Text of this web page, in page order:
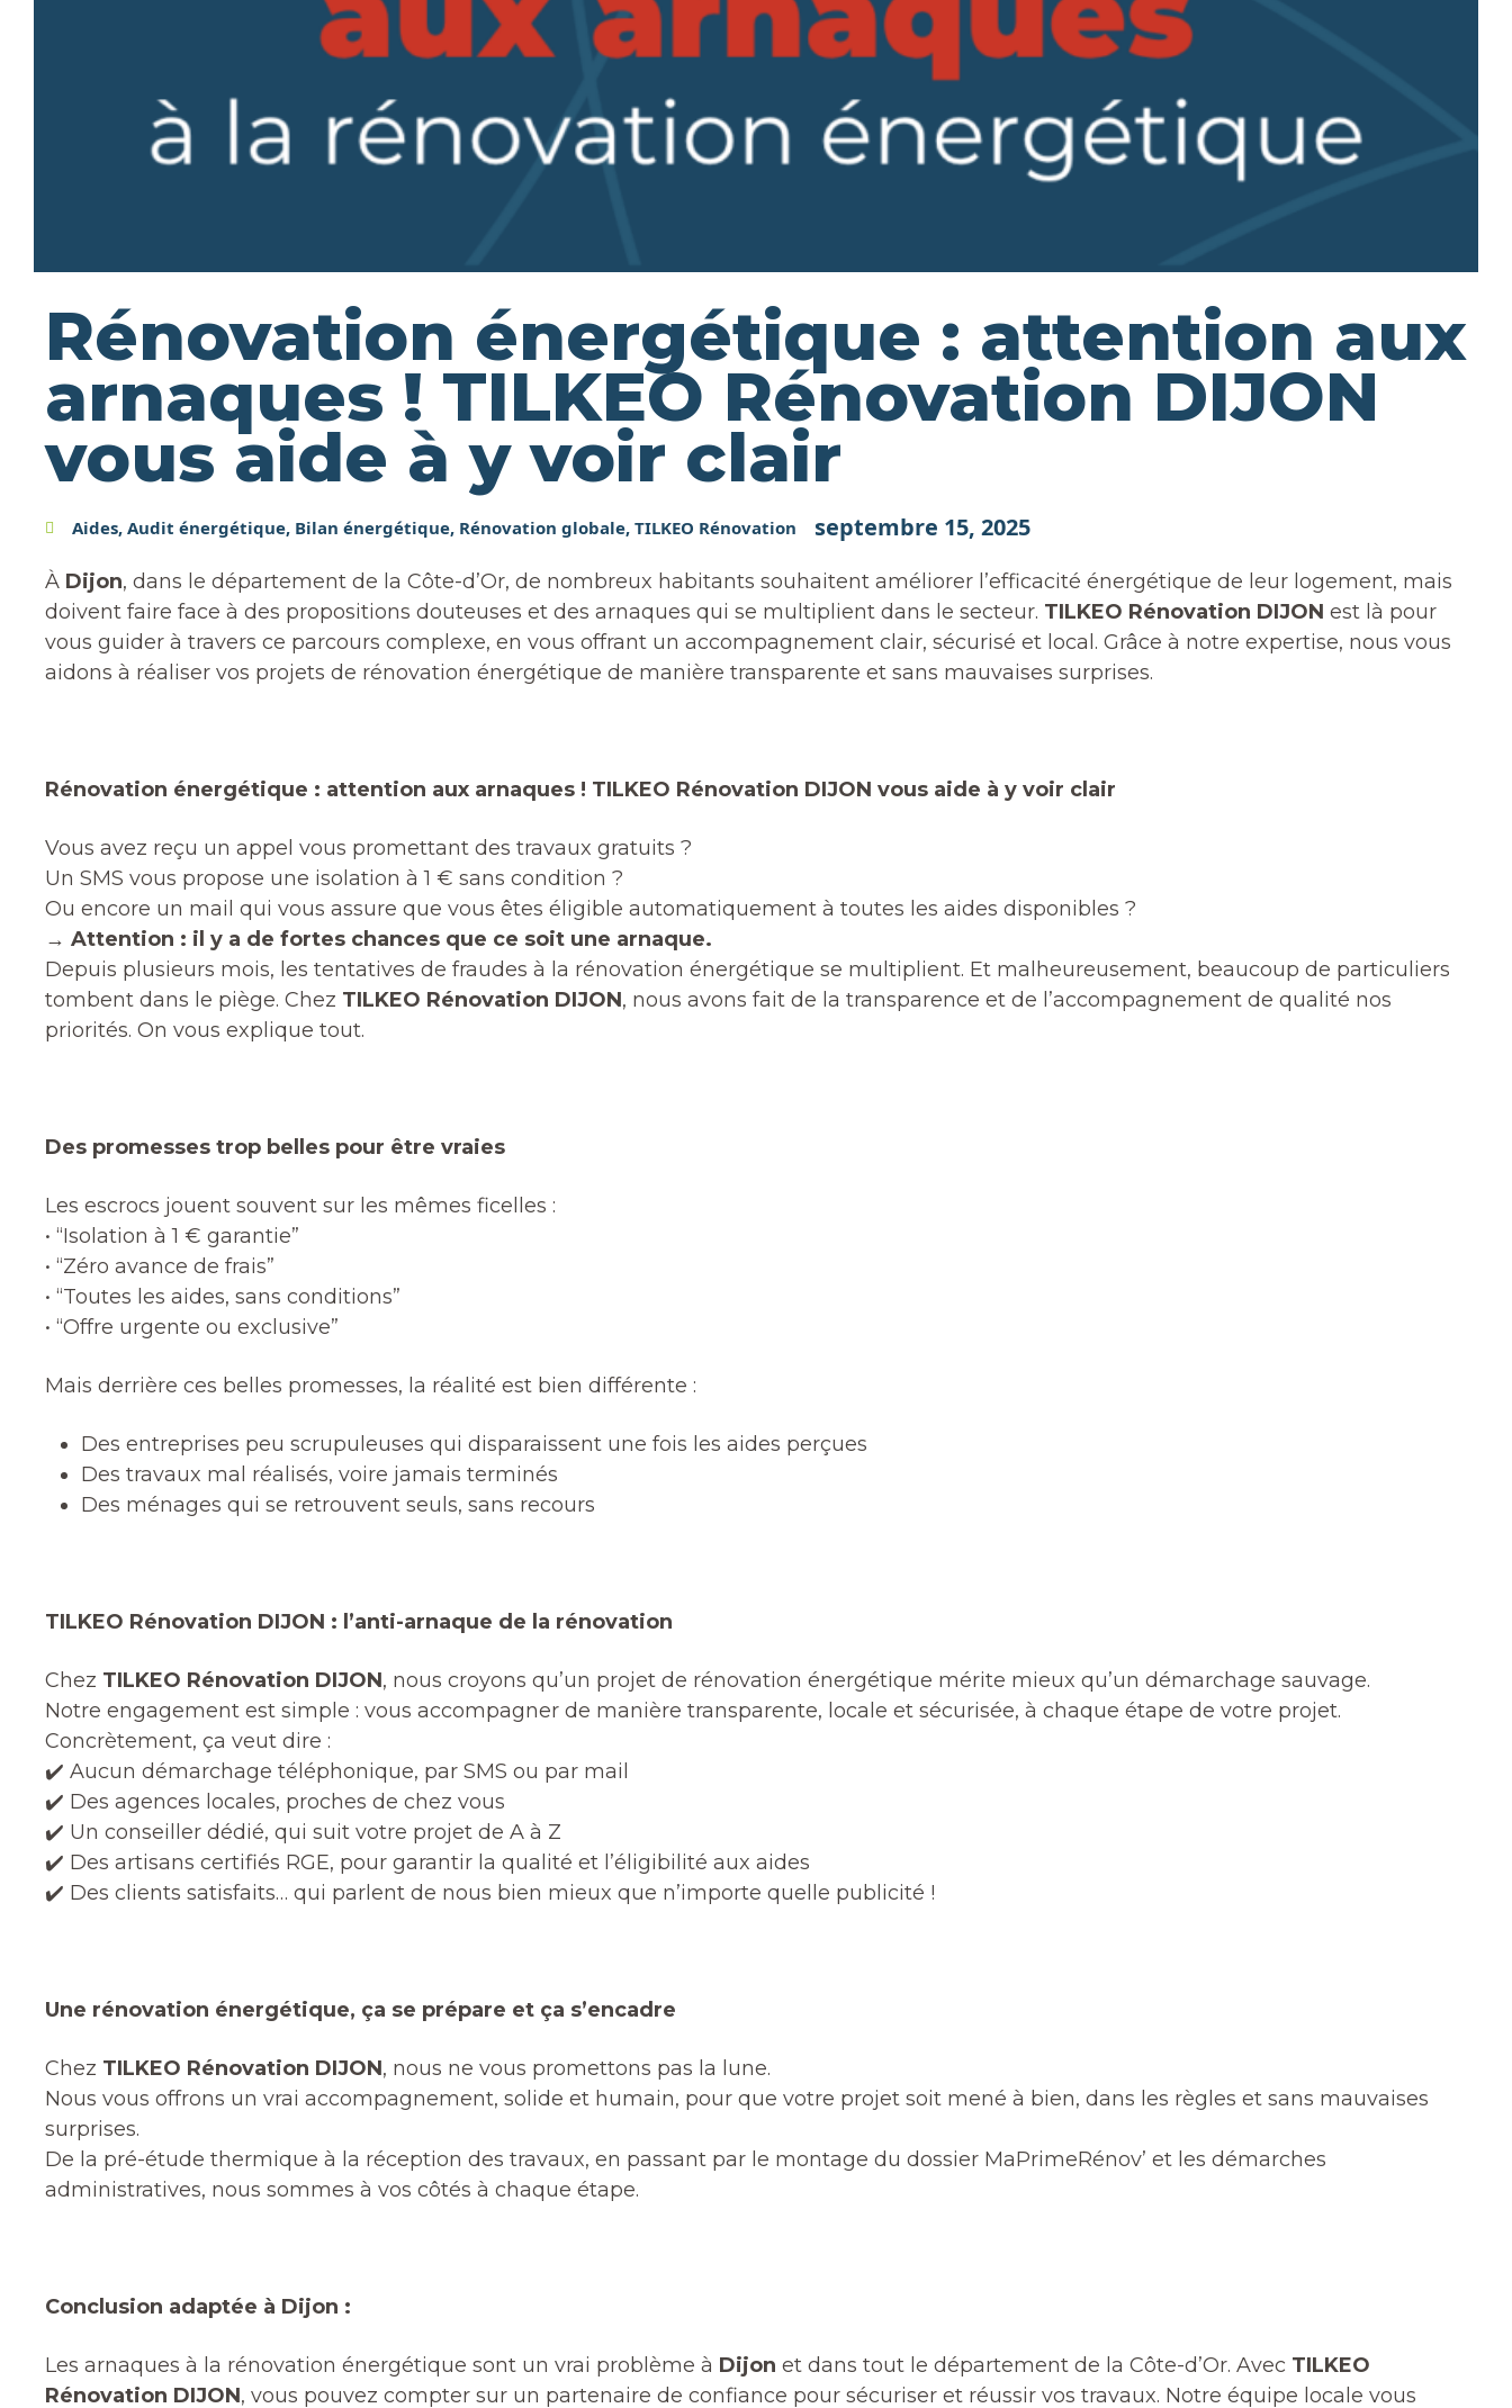
Rénovation énergétique : attention aux
arnaques ! TILKEO Rénovation DIJON
vous aide à y voir clair
Aides, Audit énergétique, Bilan énergétique, Rénovation globale, TILKEO Rénovation septembre 15, 2025
À Dijon, dans le département de la Côte-d’Or, de nombreux habitants souhaitent améliorer l’efficacité énergétique de leur logement, mais
doivent faire face à des propositions douteuses et des arnaques qui se multiplient dans le secteur. TILKEO Rénovation DIJON est là pour
vous guider à travers ce parcours complexe, en vous offrant un accompagnement clair, sécurisé et local. Grâce à notre expertise, nous vous
aidons à réaliser vos projets de rénovation énergétique de manière transparente et sans mauvaises surprises.
Rénovation énergétique : attention aux arnaques ! TILKEO Rénovation DIJON vous aide à y voir clair
Vous avez reçu un appel vous promettant des travaux gratuits ?
Un SMS vous propose une isolation à 1 € sans condition ?
Ou encore un mail qui vous assure que vous êtes éligible automatiquement à toutes les aides disponibles ?
→ Attention : il y a de fortes chances que ce soit une arnaque.
Depuis plusieurs mois, les tentatives de fraudes à la rénovation énergétique se multiplient. Et malheureusement, beaucoup de particuliers
tombent dans le piège. Chez TILKEO Rénovation DIJON, nous avons fait de la transparence et de l’accompagnement de qualité nos
priorités. On vous explique tout.
Des promesses trop belles pour être vraies
Les escrocs jouent souvent sur les mêmes ficelles :
• “Isolation à 1 € garantie”
• “Zéro avance de frais”
• “Toutes les aides, sans conditions”
• “Offre urgente ou exclusive”
Mais derrière ces belles promesses, la réalité est bien différente :
Des entreprises peu scrupuleuses qui disparaissent une fois les aides perçues
Des travaux mal réalisés, voire jamais terminés
Des ménages qui se retrouvent seuls, sans recours
TILKEO Rénovation DIJON : l’anti-arnaque de la rénovation
Chez TILKEO Rénovation DIJON, nous croyons qu’un projet de rénovation énergétique mérite mieux qu’un démarchage sauvage.
Notre engagement est simple : vous accompagner de manière transparente, locale et sécurisée, à chaque étape de votre projet.
Concrètement, ça veut dire :
✔️ Aucun démarchage téléphonique, par SMS ou par mail
✔️ Des agences locales, proches de chez vous
✔️ Un conseiller dédié, qui suit votre projet de A à Z
✔️ Des artisans certifiés RGE, pour garantir la qualité et l’éligibilité aux aides
✔️ Des clients satisfaits… qui parlent de nous bien mieux que n’importe quelle publicité !
Une rénovation énergétique, ça se prépare et ça s’encadre
Chez TILKEO Rénovation DIJON, nous ne vous promettons pas la lune.
Nous vous offrons un vrai accompagnement, solide et humain, pour que votre projet soit mené à bien, dans les règles et sans mauvaises
surprises.
De la pré-étude thermique à la réception des travaux, en passant par le montage du dossier MaPrimeRénov’ et les démarches
administratives, nous sommes à vos côtés à chaque étape.
Conclusion adaptée à Dijon :
Les arnaques à la rénovation énergétique sont un vrai problème à Dijon et dans tout le département de la Côte-d’Or. Avec TILKEO
Rénovation DIJON, vous pouvez compter sur un partenaire de confiance pour sécuriser et réussir vos travaux. Notre équipe locale vous